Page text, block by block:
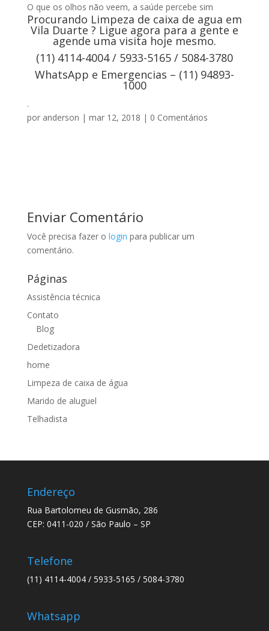
O que os olhos não veem, a saúde percebe sim
Procurando Limpeza de caixa de agua em
Vila Duarte ? Ligue agora para a gente e
agende uma visita hoje mesmo.
(11) 4114-4004 / 5933-5165 / 5084-3780
WhatsApp e Emergencias – (11) 94893-
1000
.
por anderson | mar 12, 2018 | 0 Comentários
Enviar Comentário
Você precisa fazer o login para publicar um
comentário.
Páginas
Assistência técnica
Contato
Blog
Dedetizadora
home
Limpeza de caixa de água
Marido de aluguel
Telhadista
Endereço
Rua Bartolomeu de Gusmão, 286
CEP: 0411-020 / São Paulo – SP
Telefone
(11) 4114-4004 / 5933-5165 / 5084-3780
Whatsapp